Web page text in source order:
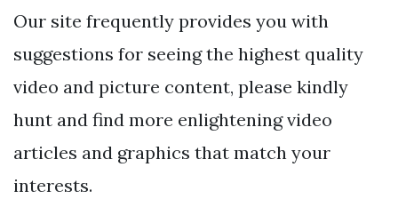
Our site frequently provides you with
suggestions for seeing the highest quality
video and picture content, please kindly
hunt and find more enlightening video
articles and graphics that match your
interests.